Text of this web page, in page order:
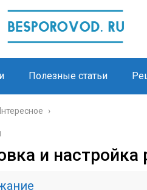
Полезные статьи
›
и